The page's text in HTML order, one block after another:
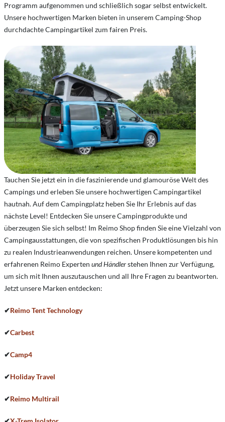
Programm aufgenommen und schließlich sogar selbst entwickelt.
Unsere hochwertigen Marken bieten in unserem Camping-Shop
durchdachte Campingartikel zum fairen Preis.
Tauchen Sie jetzt ein in die faszinierende und glamouröse Welt des
Campings und erleben Sie unsere hochwertigen Campingartikel
hautnah. Auf dem Campingplatz heben Sie Ihr Erlebnis auf das
nächste Level! Entdecken Sie unsere Campingprodukte und
überzeugen Sie sich selbst! Im Reimo Shop finden Sie eine Vielzahl von
Campingausstattungen, die von spezifischen Produktlösungen bis hin
zu realen Industrieanwendungen reichen. Unsere kompetenten und
erfahrenen Reimo Experten und Händlerstehen Ihnen zur Verfügung,
um sich mit Ihnen auszutauschen und all Ihre Fragen zu beantworten.
Jetzt unsere Marken entdecken:
✔Reimo Tent Technology
✔Carbest
✔Camp4
✔Holiday Travel
✔Reimo Multirail